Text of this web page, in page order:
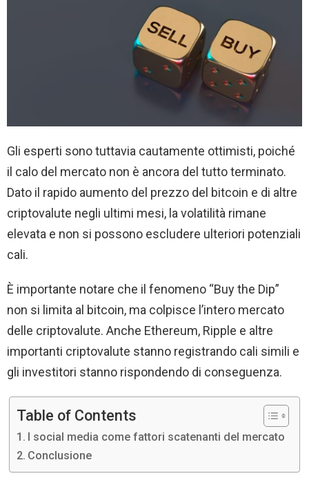
Gli esperti sono tuttavia cautamente ottimisti, poiché
il calo del mercato non è ancora del tutto terminato.
Dato il rapido aumento del prezzo del bitcoin e di altre
criptovalute negli ultimi mesi, la volatilità rimane
elevata e non si possono escludere ulteriori potenziali
cali.
È importante notare che il fenomeno “Buy the Dip”
non si limita al bitcoin, ma colpisce l’intero mercato
delle criptovalute. Anche Ethereum, Ripple e altre
importanti criptovalute stanno registrando cali simili e
gli investitori stanno rispondendo di conseguenza.
Table of Contents
I social media come fattori scatenanti del mercato
Conclusione